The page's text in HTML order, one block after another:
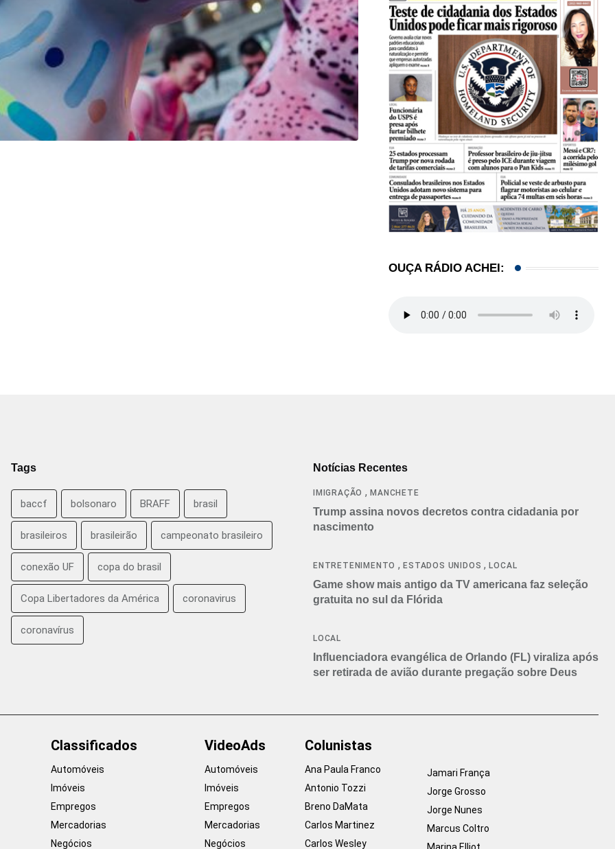
ARTES PLÁSTICAS,LOCAL
Brasileira formada em universidade dos EUA
06/05/2026
OUÇA RÁDIO ACHEI:
Tags
baccf bolsonaro BRAFF brasil
brasileiros brasileirão campeonato brasileiro
conexão UF copa do brasil
Copa Libertadores da América coronavirus
coronavírus
Notícias Recentes
IMIGRAÇÃO ,MANCHETE
Trump assina novos decretos contra cidadania por
nascimento
ENTRETENIMENTO ,ESTADOS UNIDOS ,LOCAL
Game show mais antigo da TV americana faz seleção
gratuita no sul da Flórida
LOCAL
Influenciadora evangélica de Orlando (FL) viraliza após
ser retirada de avião durante pregação sobre Deus
Classificados
Automóveis
Imóveis
Empregos
Mercadorias
Negócios
VideoAds
Automóveis
Imóveis
Empregos
Mercadorias
Negócios
Colunistas
Ana Paula Franco
Antonio Tozzi
Breno DaMata
Carlos Martinez
Carlos Wesley
Jamari França
Jorge Grosso
Jorge Nunes
Marcus Coltro